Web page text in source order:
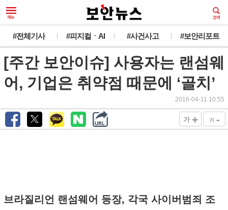
#전체기사 #피지컬ㆍAI #사건사고 #보안리포트
[주간 보안이슈] 사용자는 랜섬웨
어, 기업은 취약점 때문에 ‘골치’
2016-04-11 10:55
가 + 가 -
브라질리언 랜섬웨어 등장, 각국 사이버범죄 조